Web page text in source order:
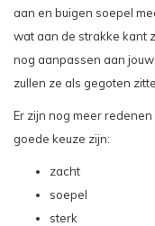
aan en buigen soepel
wat aan de strakke kant
nog aanpassen aan
zullen ze als gegoten
Er zijn nog meer
goede keuze zijn:
zacht
soepel
sterk